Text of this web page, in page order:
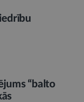
“balto